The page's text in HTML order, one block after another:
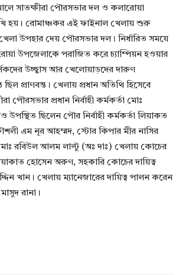
সাতক্ষীরা পৌরসভার দল ও কলারোয়া
হয়। রোমাঞ্চকর এই ফাইনাল খেলায় শুরু
উপহার দেয় পৌরসভার দল। নির্ধারিত সময়ে
উপজেলাকে পরাজিত করে চ্যাম্পিয়ন হওয়ার
উচ্ছ্বাস আর খেলোয়াড়দের দারুণ
ছিল প্রাণবন্ত। খেলায় প্রধান অতিথি হিসেবে
পৌরসভার প্রধান নির্বাহী কর্মকর্তা মোঃ
উপস্থিত ছিলেন পৌর নির্বাহী কর্মকর্তা লিয়াকত
এম নূর আহম্মদ, স্টোর কিপার মীর নাসির
রবিউল আলম লাল্টু (অঃ দাঃ) খেলায় কোচের
হোসেন অরুণ, সহকারি কোচের দায়িত্ব
খান। খেলায় ম্যানেজারের দায়িত্ব পালন করেন
রানা।